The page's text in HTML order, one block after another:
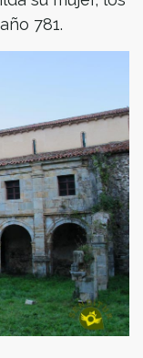
781.